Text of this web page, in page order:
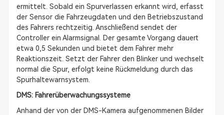
ermittelt. Sobald ein Spurverlassen erkannt wird, erfasst
der Sensor die Fahrzeugdaten und den Betriebszustand
des Fahrers rechtzeitig. Anschließend sendet der
Controller ein Alarmsignal. Der gesamte Vorgang dauert
etwa 0,5 Sekunden und bietet dem Fahrer mehr
Reaktionszeit. Setzt der Fahrer den Blinker und wechselt
normal die Spur, erfolgt keine Rückmeldung durch das
Spurhaltewarnsystem.
DMS: Fahrerüberwachungssysteme
Anhand der von der DMS-Kamera aufgenommenen Bilder